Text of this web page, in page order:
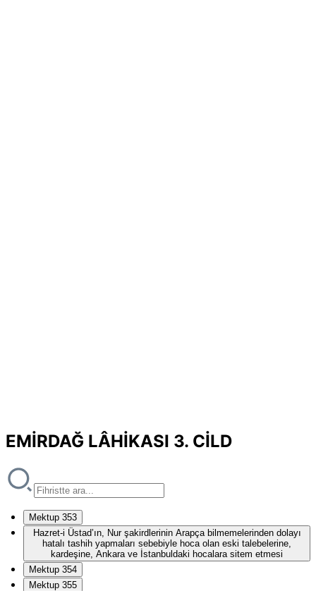
EMİRDAĞ LÂHİKASI 3. CİLD
Mektup 353
Hazret-i Üstad’ın, Nur şakirdlerinin Arapça bilmemelerinden dolayı
hatalı tashih yapmaları sebebiyle hoca olan eski talebelerine,
kardeşine, Ankara ve İstanbuldaki hocalara sitem etmesi
Mektup 354
Mektup 355